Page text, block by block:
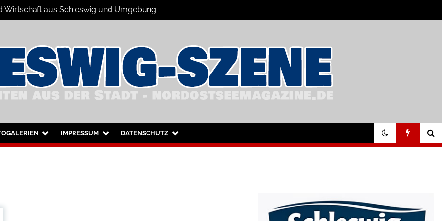
Wirtschaft aus Schleswig und Umgebung
und Umgebung
IMPRESSUM DATENSCHUTZ